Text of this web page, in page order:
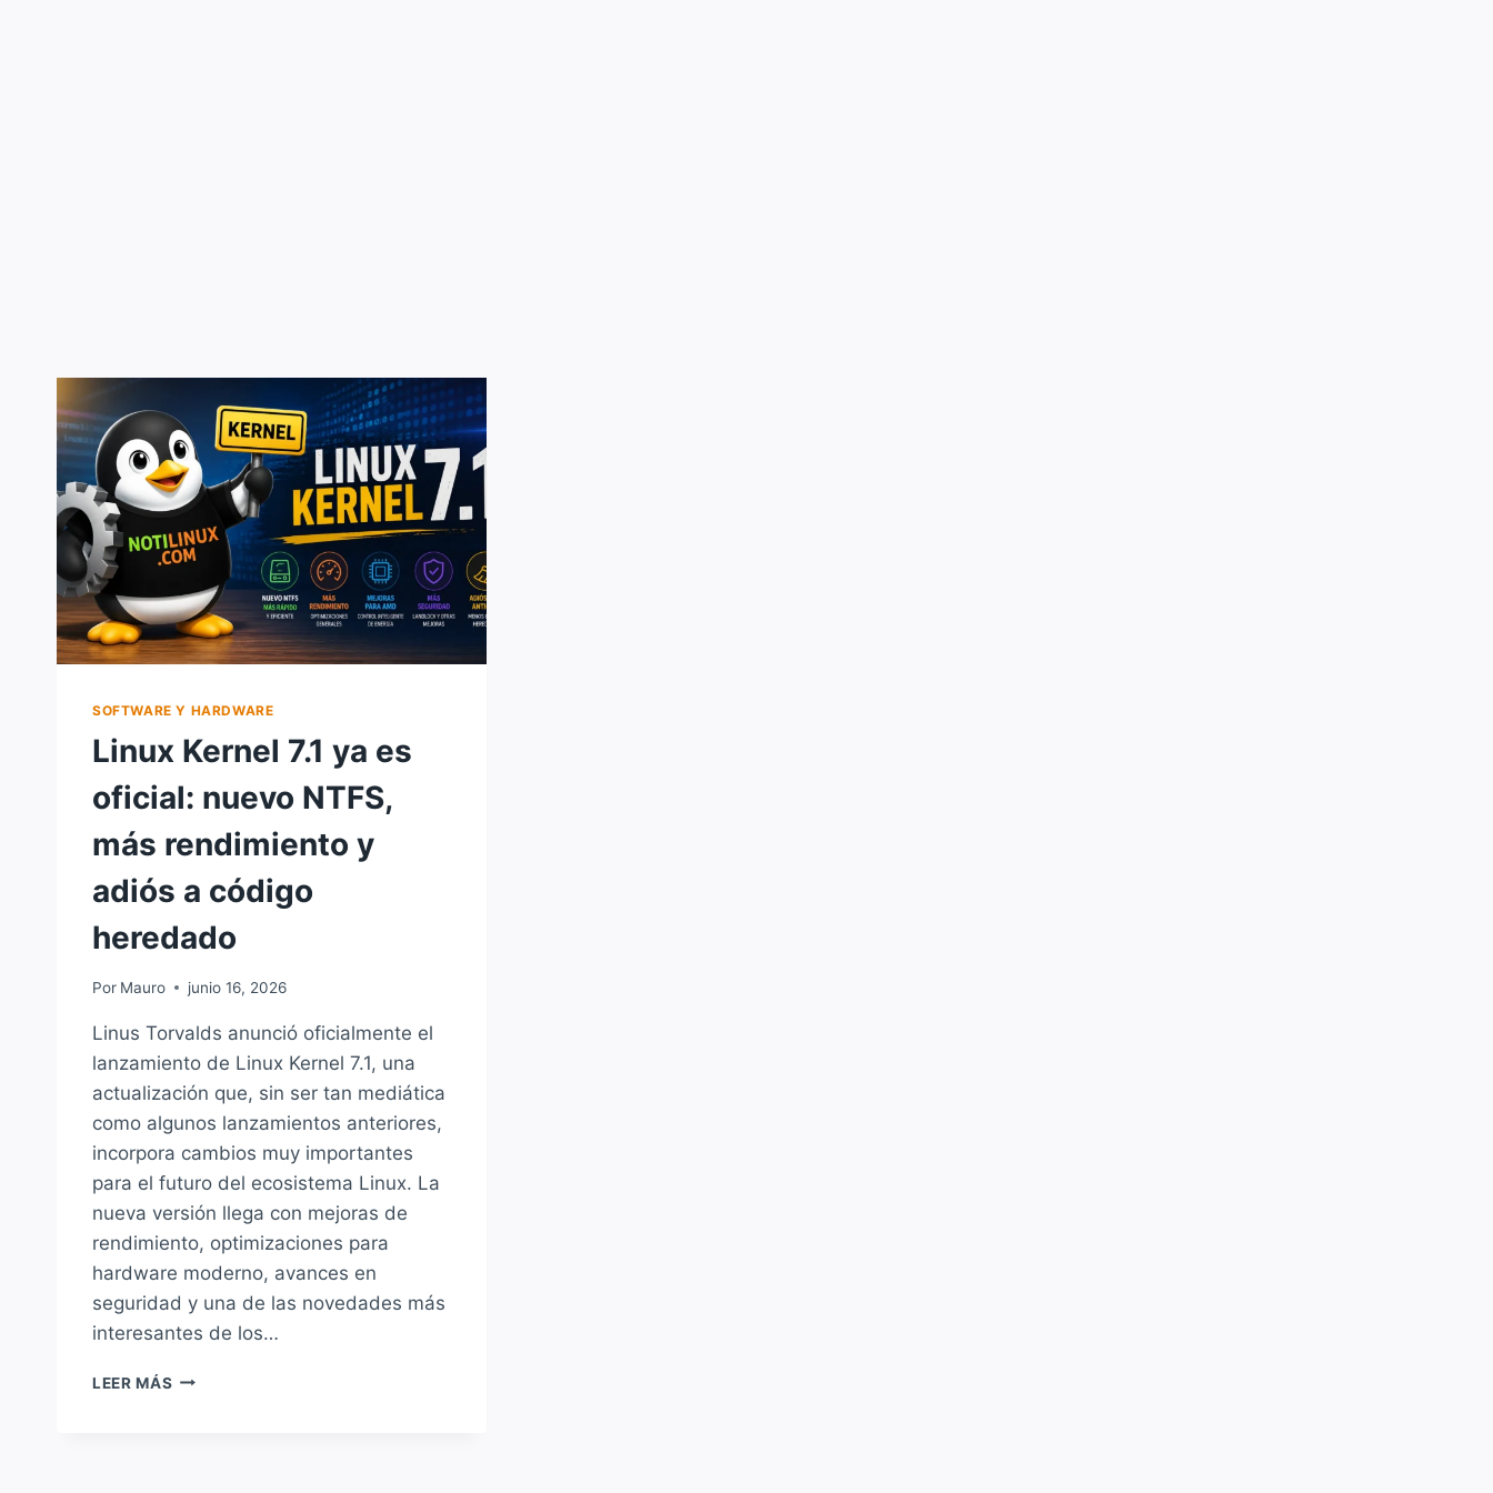
SOFTWARE Y HARDWARE
Linux Kernel 7.1 ya es
oficial: nuevo NTFS,
más rendimiento y
adiós a código
heredado
Por Mauro junio 16, 2026
Linus Torvalds anunció oficialmente el
lanzamiento de Linux Kernel 7.1, una
actualización que, sin ser tan mediática
como algunos lanzamientos anteriores,
incorpora cambios muy importantes
para el futuro del ecosistema Linux. La
nueva versión llega con mejoras de
rendimiento, optimizaciones para
hardware moderno, avances en
seguridad y una de las novedades más
interesantes de los…
LEER MÁS LINUX